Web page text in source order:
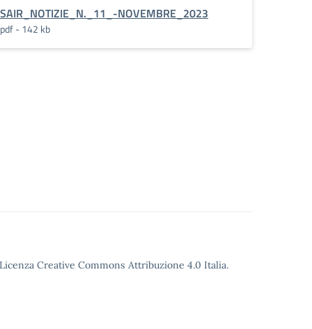
SAIR_NOTIZIE_N._11_-NOVEMBRE_2023
pdf - 142 kb
Creative Commons Attribuzione 4.0 Italia.